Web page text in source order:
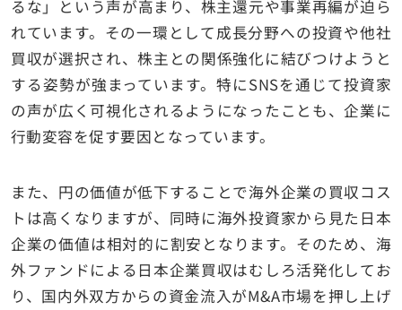
るな」という声が高まり、株主還元や事業再編が迫ら
れています。その一環として成長分野への投資や他社
買収が選択され、株主との関係強化に結びつけようと
する姿勢が強まっています。特にSNSを通じて投資家
の声が広く可視化されるようになったことも、企業に
行動変容を促す要因となっています。
また、円の価値が低下することで海外企業の買収コス
トは高くなりますが、同時に海外投資家から見た日本
企業の価値は相対的に割安となります。そのため、海
外ファンドによる日本企業買収はむしろ活発化してお
り、国内外双方からの資金流入がM&A市場を押し上げ